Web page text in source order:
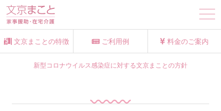
文京まことの特徴 ご利用例 料金のご案内
新型コロナウイルス感染症に対する文京まことの方針